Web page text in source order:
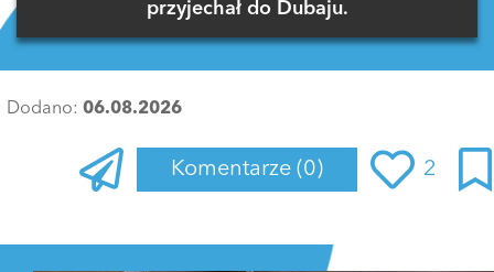
przyjechał do Dubaju.
Dodano: 06.08.2026
Komentarze (0) 2